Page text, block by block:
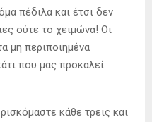
πέδιλα και έτσι δεν
ούτε το χειμώνα! Οι
μη περιποιημένα
που μας προκαλεί
κάθε τρεις και